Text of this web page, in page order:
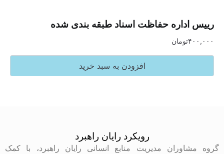
حفاظت اسناد طبقه بندی شده
تومان
افزودن به سبد خرید
رویکرد رایان راهبرد
مدیریت منابع انسانی رایان راهبرد، با کمک